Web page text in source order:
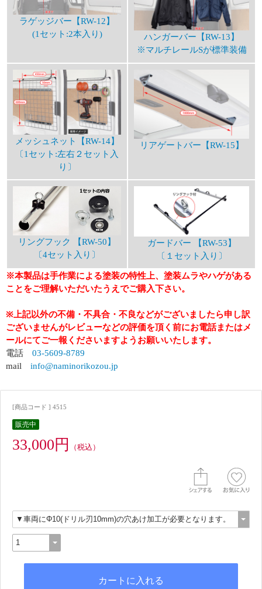
ラゲッジバー【RW-12】
(1セット:2本入り)
ハンガーバー【RW-13】
※マルチレールSが標準装備
メッシュネット【RW-14】
〔1セット:左右２セット入
り〕
リアゲートバー【RW-15】
リングフック 【RW-50】
〔4セット入り〕
ガードバー 【RW-53】
〔１セット入り〕
※本製品は手作業による塗装の特性上、塗装ムラやハゲがある
ことをご理解いただいたうえでご購入下さい。
※上記以外の不備・不具合・不良などがございましたら申し訳
ございませんがレビューなどの評価を頂く前にお電話またはメ
ールにてご一報くださいますようお願いいたします。
電話 03-5609-8789
mail info@naminorikozou.jp
[商品コード ] 4515
販売中
33,000円 （税込）